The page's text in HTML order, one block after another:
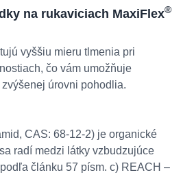
na rukaviciach MaxiFlex®
vyššiu mieru tlmenia pri
čo vám umožňuje
úrovni pohodlia.
CAS: 68-12-2) je organické
radí medzi látky vzbudzujúce
článku 57 písm. c) REACH –